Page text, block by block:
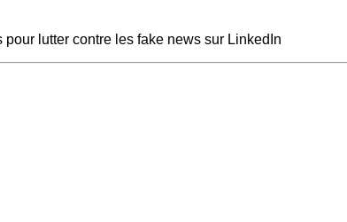
lutter contre les fake news sur LinkedIn